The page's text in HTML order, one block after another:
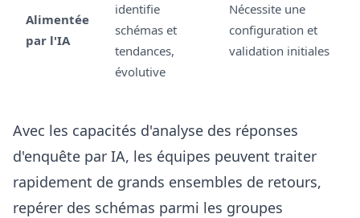
Alimentée
par l'IA
identifie
schémas et
tendances,
évolutive
Nécessite une
configuration et
validation initiales
Avec les capacités d'analyse des réponses
d'enquête par IA, les équipes peuvent traiter
rapidement de grands ensembles de retours,
repérer des schémas parmi les groupes